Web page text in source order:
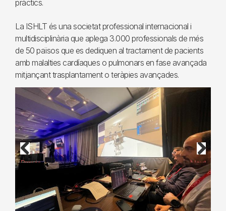
pràctics.
La ISHLT és una societat professional internacional i
multidisciplinària que aplega 3.000 professionals de més
de 50 països que es dediquen al tractament de pacients
amb malalties cardíaques o pulmonars en fase avançada
mitjançant trasplantament o teràpies avançades.
Previous Next